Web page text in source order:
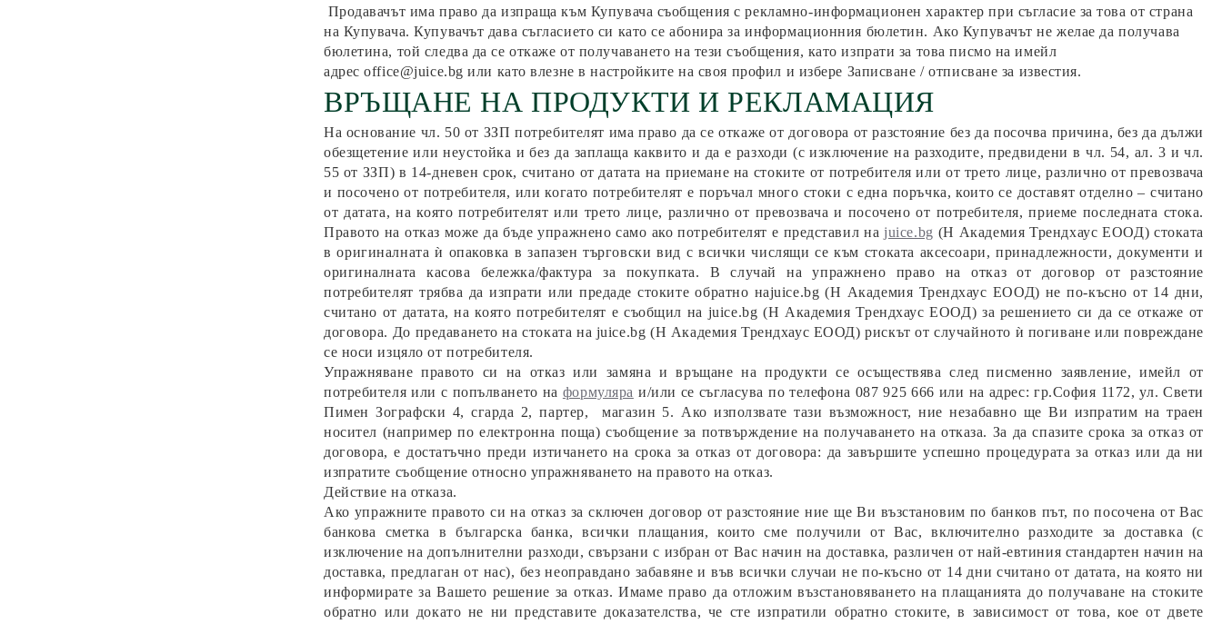
Продавачът има право да изпраща към Купувача съобщения с рекламно-информационен характер при съгласие за това от страна
на Купувача. Купувачът дава съгласието си като се абонира за информационния бюлетин. Ако Купувачът не желае да получава
бюлетина, той следва да се откаже от получаването на тези съобщения, като изпрати за това писмо на имейл
адрес office@juice.bg или като влезне в настройките на своя профил и избере Записване / отписване за известия.
ВРЪЩАНЕ НА ПРОДУКТИ И РЕКЛАМАЦИЯ
На основание чл. 50 от ЗЗП потребителят има право да се откаже от договора от разстояние без да посочва причина, без да дължи
обезщетение или неустойка и без да заплаща каквито и да е разходи (с изключение на разходите, предвидени в чл. 54, ал. 3 и чл.
55 от ЗЗП) в 14-дневен срок, считано от датата на приемане на стоките от потребителя или от трето лице, различно от превозвача
и посочено от потребителя, или когато потребителят е поръчал много стоки с една поръчка, които се доставят отделно – считано
от датата, на която потребителят или трето лице, различно от превозвача и посочено от потребителя, приеме последната стока.
Правото на отказ може да бъде упражнено само ако потребителят е представил на juice.bg (Н Академия Трендхаус ЕООД) стоката
в оригиналната ѝ опаковка в запазен търговски вид с всички числящи се към стоката аксесоари, принадлежности, документи и
оригиналната касова бележка/фактура за покупката. В случай на упражнено право на отказ от договор от разстояние
потребителят трябва да изпрати или предаде стоките обратно наjuice.bg (Н Академия Трендхаус ЕООД) не по-късно от 14 дни,
считано от датата, на която потребителят е съобщил на juice.bg (Н Академия Трендхаус ЕООД) за решението си да се откаже от
договора. До предаването на стоката на juice.bg (Н Академия Трендхаус ЕООД) рискът от случайното ѝ погиване или повреждане
се носи изцяло от потребителя.
Упражняване правото си на отказ или замяна и връщане на продукти се осъществява след писменно заявление, имейл от
потребителя или с попълването на формуляра и/или се съгласува по телефона 087925 666 или на адрес: гр.София 1172, ул. Свети
Пимен Зографски 4, сгарда 2, партер, магазин 5. Ако използвате тази възможност, ние незабавно ще Ви изпратим на траен
носител (например по електронна поща) съобщение за потвърждение на получаването на отказа. За да спазите срока за отказ от
договора, е достатъчно преди изтичането на срока за отказ от договора: да завършите успешно процедурата за отказ или да ни
изпратите съобщение относно упражняването на правото на отказ.
Действие на отказа.
Ако упражните правото си на отказ за сключен договор от разстояние ние ще Ви възстановим по банков път, по посочена от Вас
банкова сметка в българска банка, всички плащания, които сме получили от Вас, включително разходите за доставка (с
изключение на допълнителни разходи, свързани с избран от Вас начин на доставка, различен от най-евтиния стандартен начин на
доставка, предлаган от нас), без неоправдано забавяне и във всички случаи не по-късно от 14 дни считано от датата, на която ни
информирате за Вашето решение за отказ. Имаме право да отложим възстановяването на плащанията до получаване на стоките
обратно или докато не ни представите доказателства, че сте изпратили обратно стоките, в зависимост от това, кое от двете